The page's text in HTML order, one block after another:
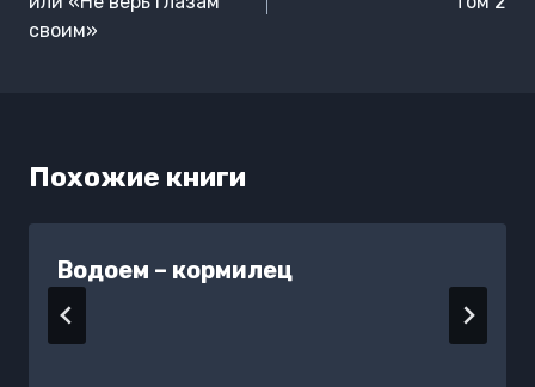
своим»
Похожие книги
Водоем – кормилец